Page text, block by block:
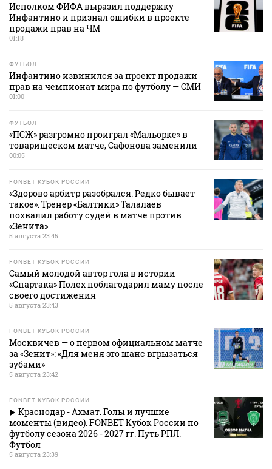
Исполком ФИФА выразил поддержку
Инфантино и признал ошибки в проекте
продажи прав на ЧМ
01:18
ФУТБОЛ
Инфантино извинился за проект продажи
прав на чемпионат мира по футболу — СМИ
01:00
ФУТБОЛ
«ПСЖ» разгромно проиграл «Мальорке» в
товарищеском матче, Сафонова заменили
00:05
FONBET КУБОК РОССИИ
«Здорово арбитр разобрался. Редко бывает
такое». Тренер «Балтики» Талалаев
похвалил работу судей в матче против
«Зенита»
5 августа 23:45
FONBET КУБОК РОССИИ
Самый молодой автор гола в истории
«Спартака» Полех поблагодарил маму после
своего достижения
5 августа 23:43
FONBET КУБОК РОССИИ
Москвичев — о первом официальном матче
за «Зенит»: «Для меня это шанс вгрызаться
зубами»
5 августа 23:42
FONBET КУБОК РОССИИ
Краснодар - Ахмат. Голы и лучшие
моменты (видео). FONBET Кубок России по
футболу сезона 2026 - 2027 гг. Путь РПЛ.
Футбол
5 августа 23:39